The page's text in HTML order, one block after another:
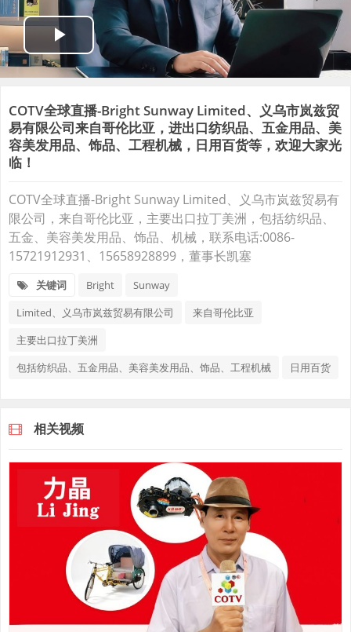
COTV全球直播-Bright Sunway Limited、义乌市岚兹贸
易有限公司来自哥伦比亚，进出口纺织品、五金用品、美
容美发用品、饰品、工程机械，日用百货等，欢迎大家光
临！
COTV全球直播-Bright Sunway Limited、义乌市岚兹贸易有
限公司，来自哥伦比亚，主要出口拉丁美洲，包括纺织品、
五金、美容美发用品、饰品、机械，联系电话:0086-
15721912931、15658928899，董事长凯塞
关键词 Bright
Sunway
Limited、义乌市岚兹贸易有限公司
来自哥伦比亚
主要出口拉丁美洲
包括纺织品、五金用品、美容美发用品、饰品、工程机械
日用百货
相关视频